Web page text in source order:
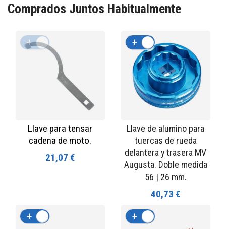
Comprados Juntos Habitualmente
Llave para tensar
cadena de moto.
21,07 €
+
Llave de alumino para
tuercas de rueda
delantera y trasera MV
Augusta. Doble medida
56 | 26 mm.
40,73 €
+ -
+ +